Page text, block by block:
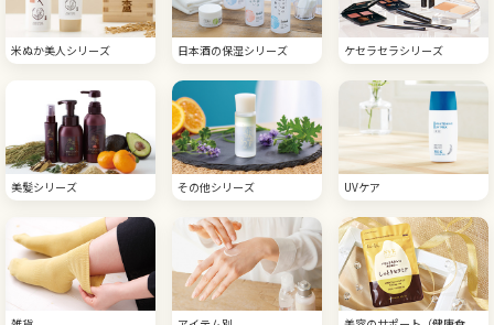
米ぬか美人シリーズ 日本酒の保湿シリーズ ケセラセラシリーズ
美髪シリーズ その他シリーズ UVケア